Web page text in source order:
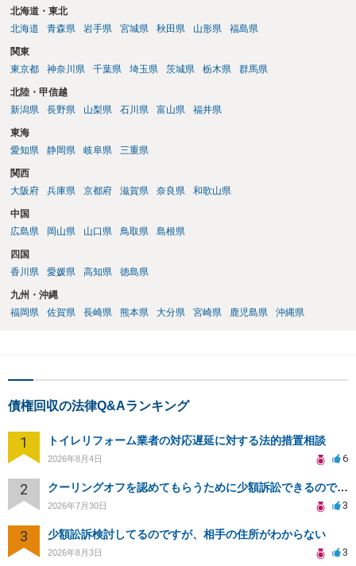
北海道・東北
北海道
青森県 岩手県 宮城県 秋田県 山形県 福島県
関東
東京都
神奈川県 千葉県 埼玉県 茨城県 栃木県 群馬県
北陸・甲信越
新潟県
長野県 山梨県 石川県 富山県 福井県
東海
愛知県
静岡県 岐阜県 三重県
関西
大阪府
兵庫県 京都府 滋賀県 奈良県 和歌山県
中国
広島県
岡山県 山口県 鳥取県 島根県
四国
香川県
愛媛県 高知県 徳島県
九州・沖縄
福岡県
佐賀県 長崎県 熊本県 大分県 宮崎県 鹿児島県 沖縄県
債権回収の法律Q&Aランキング
1 トイレリフォーム業者の対応遅延に対する法的措置相談
2026年8月4日 6
2 クーリングオフを認めてもらうために少額訴訟できるのでしょうか。
2026年7月30日 3
3 少額訟訴検討してるのですが、相手の住所がわからない
2026年8月3日 3